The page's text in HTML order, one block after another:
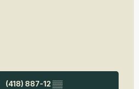
(418) 887-12 ▒▒